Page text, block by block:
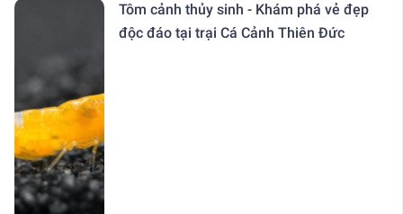
Tôm cảnh thủy sinh - Khám phá vẻ đẹp
độc đáo tại trại Cá Cảnh Thiên Đức